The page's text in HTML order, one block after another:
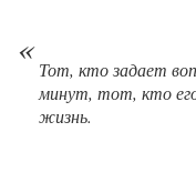
Отзыв SSL-
Тот, кто задает
минут, тот, кто
жизнь.